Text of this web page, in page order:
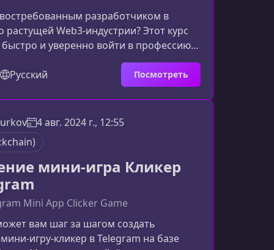
разработчиком в
растущей Web3‑индустрии? Этот курс
и уверенно войти в профессию
освоить современные
TON и подготовиться к
смарт-контрактов и
приложений.Почему TON
разработчиковЭкосистема TON
большинства
а её интеграция с Telegram создаёт
Русский Посмотреть
4 авг. 2024 г., 12:55
мини-игра Кликер
Mini App Clicker Game
вам шаг за шагом создать
в Telegram на базе